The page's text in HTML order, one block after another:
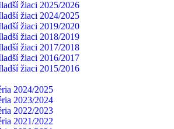
žiaci 2025/2026
žiaci 2024/2025
žiaci 2019/2020
žiaci 2018/2019
žiaci 2017/2018
žiaci 2016/2017
žiaci 2015/2016
2024/2025
2023/2024
2022/2023
2021/2022